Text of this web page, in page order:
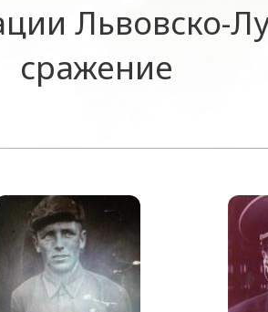
Львовско-
сражение